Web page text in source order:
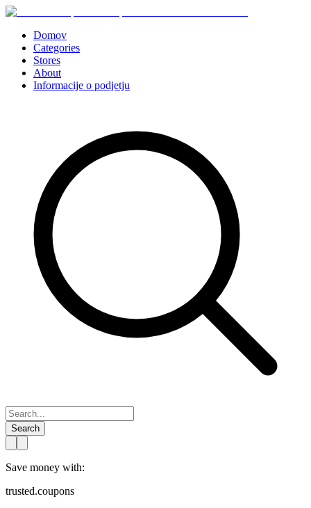
Domov
Categories
Stores
About
Informacije o podjetju
Search
Save money with:
trusted.coupons